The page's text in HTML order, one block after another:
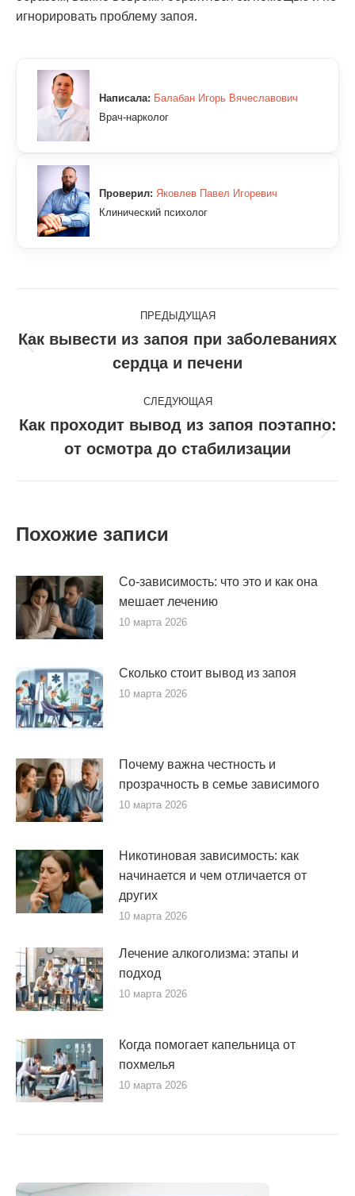
игнорировать проблему запоя.
Написала: Балабан Игорь Вячеславович
Врач-нарколог
Проверил: Яковлев Павел Игоревич
Клинический психолог
Навигация
по
записям
ПРЕДЫДУЩАЯ
Предыдущая
запись:
Как вывести из запоя при заболеваниях
сердца и печени
СЛЕДУЮЩАЯ
Следующая
запись:
Как проходит вывод из запоя поэтапно:
от осмотра до стабилизации
Похожие записи
Со-зависимость: что это и как она
мешает лечению
10 марта 2026
Сколько стоит вывод из запоя
10 марта 2026
Почему важна честность и
прозрачность в семье зависимого
10 марта 2026
Никотиновая зависимость: как
начинается и чем отличается от
других
10 марта 2026
Лечение алкоголизма: этапы и
подход
10 марта 2026
Когда помогает капельница от
похмелья
10 марта 2026